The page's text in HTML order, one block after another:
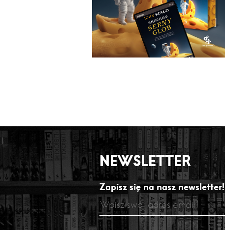
NEWSLETTER
Zapisz się na nasz newsletter!